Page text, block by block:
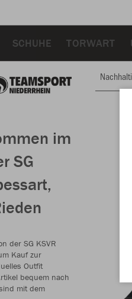
SCHUHE TORWART
im
SG
der SG KSVR
Kauf zur
Outfit
bequem nach
mit dem